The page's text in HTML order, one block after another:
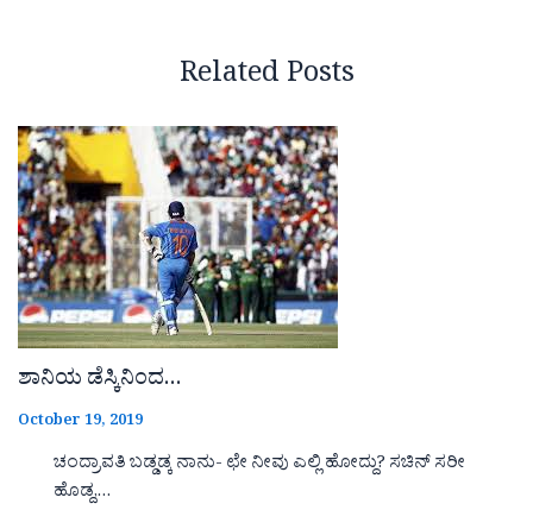
Related Posts
ಶಾನಿಯ ಡೆಸ್ಕಿನಿಂದ…
October 19, 2019
ಚಂದ್ರಾವತಿ ಬಡ್ಡಡ್ಕ ನಾನು- ಛೇ ನೀವು ಎಲ್ಲಿ ಹೋದ್ದು? ಸಚಿನ್ ಸರೀ
ಹೊಡ್ದ,…